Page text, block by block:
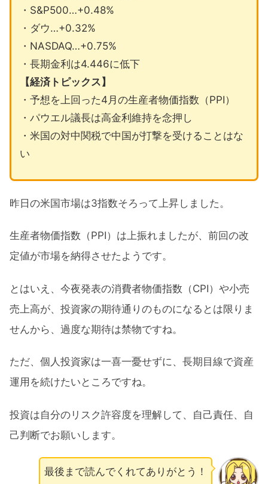
・S&P500…+0.48%
・ダウ…+0.32%
・NASDAQ…+0.75%
・長期金利は4.446に低下
【経済トピックス】
・予想を上回った4月の生産者物価指数（PPI）
・パウエル議長は高金利維持を念押し
・米国の対中関税で中国が打撃を受けることはな
い
昨日の米国市場は3指数そろって上昇しました。
生産者物価指数（PPI）は上振れましたが、前回の改
定値が市場を納得させたようです。
とはいえ、今夜発表の消費者物価指数（CPI）や小売
売上高が、投資家の期待通りのものになるとは限りま
せんから、過度な期待は禁物ですね。
ただ、個人投資家は一喜一憂せずに、長期目線で資産
運用を続けたいところですね。
投資は自分のリスク許容度を理解して、自己責任、自
己判断でお願いします。
最後まで読んでくれてありがとう！